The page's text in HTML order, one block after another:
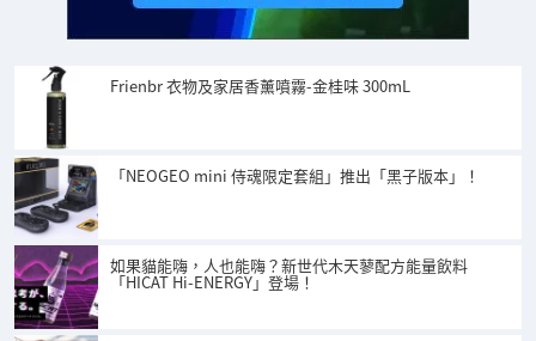
Frienbr 衣物及家居香薰噴霧-金桂味 300mL
「NEOGEO mini 侍魂限定套組」推出「黑子版本」！
如果貓能嗨，人也能嗨？新世代木天蓼配方能量飲料
「HICAT Hi-ENERGY」登場！